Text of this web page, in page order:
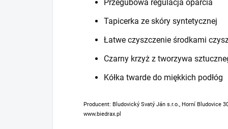
Przegubowa regulacja oparcia
Tapicerka ze skóry syntetycznej
Łatwe czyszczenie środkami
Czarny krzyż z tworzywa
Kółka twarde do miękkich podłóg
Producent: Bludovický Svatý Ján s.r.o., Horní Bludovice
www.biedrax.pl